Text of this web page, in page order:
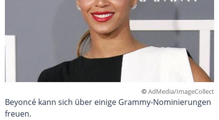
©AdMedia/ImageCollect
Beyoncé kann sich über einige Grammy-Nominierungen
freuen.